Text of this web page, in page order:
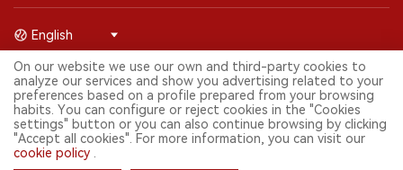
© 2026 Shenzhen 2FIRSTS Technology Co.,Ltd. Todos los derechos
reservados.
2FIRSTS solo es accesible para profesionales de la industria,
investigadores, medios y otros profesionales. El acceso por menores
está prohibido.
Este sitio web presta servicios a usuarios fuera del territorio chino
continental. Para usuarios en la China continental, por favor
English
On our website we use our own and third-party cookies to
analyze our services and show you advertising related to your
preferences based on a profile prepared from your browsing
habits. You can configure or reject cookies in the "Cookies
settings" button or you can also continue browsing by clicking
"Accept all cookies". For more information, you can visit our
cookie policy